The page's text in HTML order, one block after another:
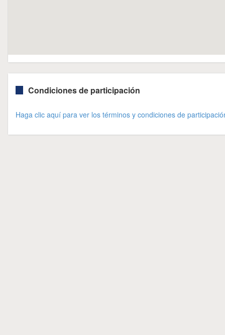
Condiciones de participación
Haga clic aquí para ver los términos y condiciones de